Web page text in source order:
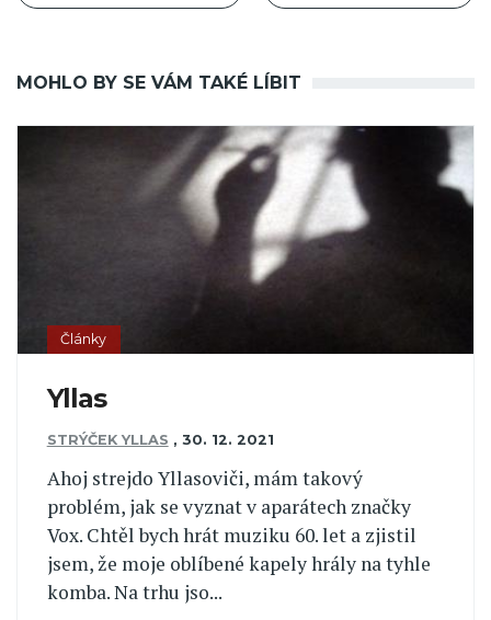
MOHLO BY SE VÁM TAKÉ LÍBIT
Články
Yllas
STRÝČEK YLLAS , 30. 12. 2021
Ahoj strejdo Yllasoviči, mám takový
problém, jak se vyznat v aparátech značky
Vox. Chtěl bych hrát muziku 60. let a zjistil
jsem, že moje oblíbené kapely hrály na tyhle
komba. Na trhu jso...